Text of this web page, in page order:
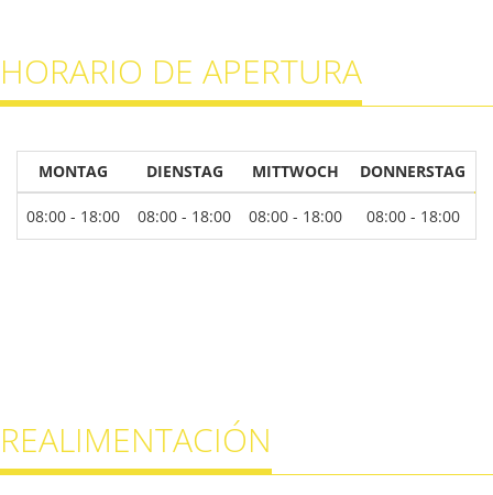
HORARIO DE APERTURA
MONTAG DIENSTAG MITTWOCH DONNERSTAG
08:00 - 18:00 08:00 - 18:00 08:00 - 18:00 08:00 - 18:00
REALIMENTACIÓN